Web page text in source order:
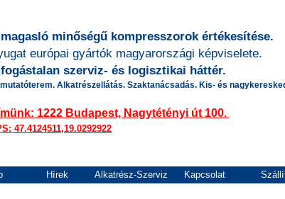
minőségű kompresszorok értékesítése.
európai gyártók magyarországi képviselete.
szerviz- és logisztikai háttér.
Alkatrészellátás. Szaktanácsadás. Kis- és
1222 Budapest, Nagytétényi út 100.
47.4124511,19.0292922
Hírek Alkatrész-Szerviz Kapcsolat